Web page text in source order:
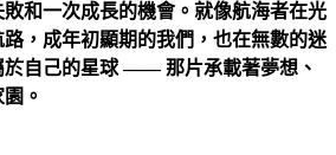
和一次成長的機會。就像航海者在光
，成年初顯期的我們，也在無數的迷
於自己的星球 —— 那片承載著夢想、
。